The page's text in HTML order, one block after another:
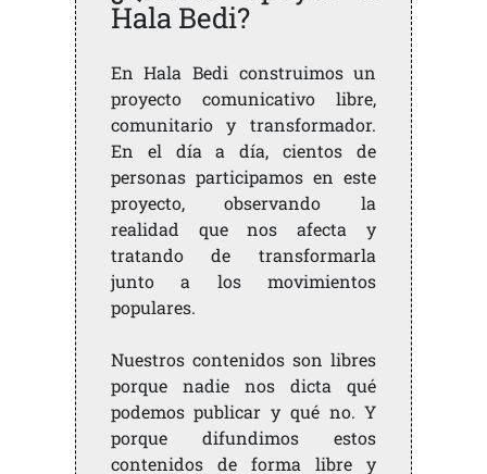
Hala Bedi?
En Hala Bedi construimos un
proyecto comunicativo libre,
comunitario y transformador.
En el día a día, cientos de
personas participamos en este
proyecto, observando la
realidad que nos afecta y
tratando de transformarla
junto a los movimientos
populares.
Nuestros contenidos son libres
porque nadie nos dicta qué
podemos publicar y qué no. Y
porque difundimos estos
contenidos de forma libre y